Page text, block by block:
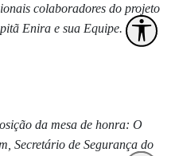
colaboradores do projeto
Enira e sua Equipe.
da mesa de honra: O
Secretário de Segurança do